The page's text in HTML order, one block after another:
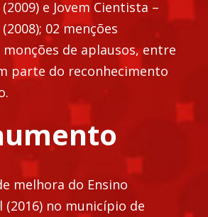
e Jovem Cientista –
02 menções
de aplausos, entre
parte do reconhecimento
melhora do Ensino
(2016) no município de